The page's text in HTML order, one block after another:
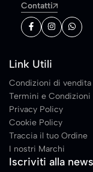
Contatti
Link Utili
Condizioni di vendita
Termini e Condizioni
Privacy Policy
Cookie Policy
Traccia il tuo Ordine
I nostri Marchi
Iscriviti alla